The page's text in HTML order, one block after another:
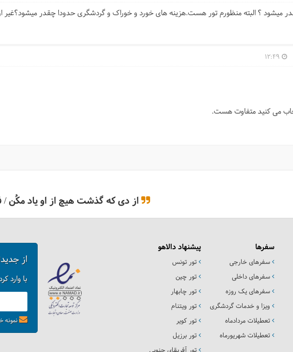
میشود ؟ البته منظورم تور هست.هزینه های خورد و خوراک و گردشگری حدودا چقدر میشود؟غیر
12:49
می کنید متفاوت هست.
از دی که گذشت هیچ از او یاد مکُن /
سفرها
سفرهای خارجی
سفرهای داخلی
سفرهای یک روزه
ویزا و خدمات گردشگری
تعطیلات مردادماه
تعطیلات شهریورماه
پیشنهاد دالاهو
تور تونس
تور چین
تور چابهار
تور ویتنام
تور کویر
تور برزیل
از
با وارد
نمونه